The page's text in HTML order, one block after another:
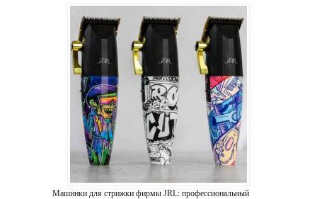
Машинки для стрижки фирмы JRL: профессиональный